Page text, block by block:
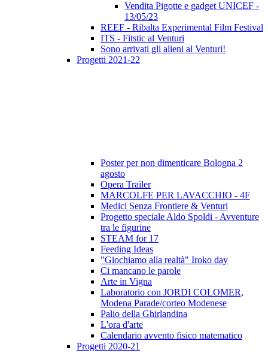
Vendita Pigotte e gadget UNICEF -
13/05/23
REEF - Ribalta Experimental Film Festival
ITS - Fitstic al Venturi
Sono arrivati gli alieni al Venturi!
Progetti 2021-22
Poster per non dimenticare Bologna 2
agosto
Opera Trailer
MARCOLFE PER LAVACCHIO - 4F
Medici Senza Frontiere & Venturi
Progetto speciale Aldo Spoldi - Avventure
tra le figurine
STEAM for 17
Feeding Ideas
"Giochiamo alla realtà" Iroko day
Ci mancano le parole
Arte in Vigna
Laboratorio con JORDI COLOMER,
Modena Parade/corteo Modenese
Palio della Ghirlandina
L'ora d'arte
Calendario avvento fisico matematico
Progetti 2020-21